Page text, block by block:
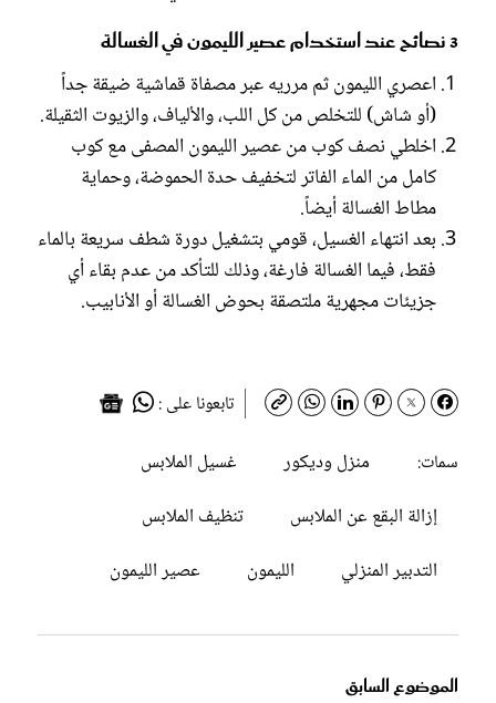
3 نصائح عند استخدام عصير الليمون في الغسالة
اعصري الليمون ثم مرريه عبر مصفاة قماشية ضيقة جداً
(أو شاش) للتخلص من كل اللب، والألياف، والزيوت الثقيلة.
اخلطي نصف كوب من عصير الليمون المصفى مع كوب
كامل من الماء الفاتر لتخفيف حدة الحموضة، وحماية
مطاط الغسالة أيضاً.
بعد انتهاء الغسيل، قومي بتشغيل دورة شطف سريعة بالماء
فقط، فيما الغسالة فارغة، وذلك للتأكد من عدم بقاء أي
جزيئات مجهرية ملتصقة بحوض الغسالة أو الأنابيب.
تابعونا على :
سمات:
منزل وديكور
غسيل الملابس
إزالة البقع عن الملابس
تنظيف الملابس
التدبير المنزلي
الليمون عصير الليمون
الموضوع السابق